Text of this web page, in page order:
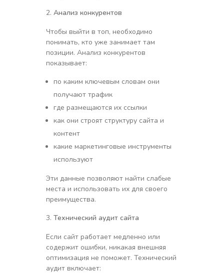
Анализ конкурентов
Чтобы выйти в топ, необходимо
понимать, кто уже занимает там
позиции. Анализ конкурентов
показывает:
по каким ключевым словам они
получают трафик
где размещаются их ссылки
как они строят структуру сайта и
контент
какие маркетинговые инструменты
используют
Эти данные позволяют найти слабые
места и использовать их для своего
преимущества.
Технический аудит сайта
Если сайт работает медленно или
содержит ошибки, никакая внешняя
оптимизация не поможет. Технический
аудит включает: